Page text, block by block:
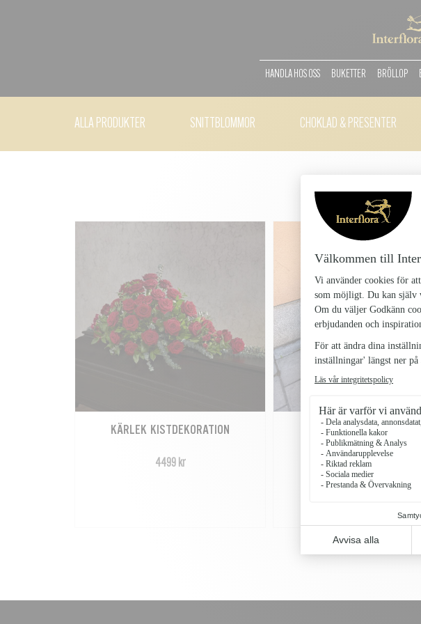
HANDLA HOS OSS BUKETTER BRÖLLOP
ALLA PRODUKTER SNITTBLOMMOR CHOKLAD & PRESENTER
KÄRLEK KISTDEKORATION
4499 kr
KISTDEKORATION
6500 kr